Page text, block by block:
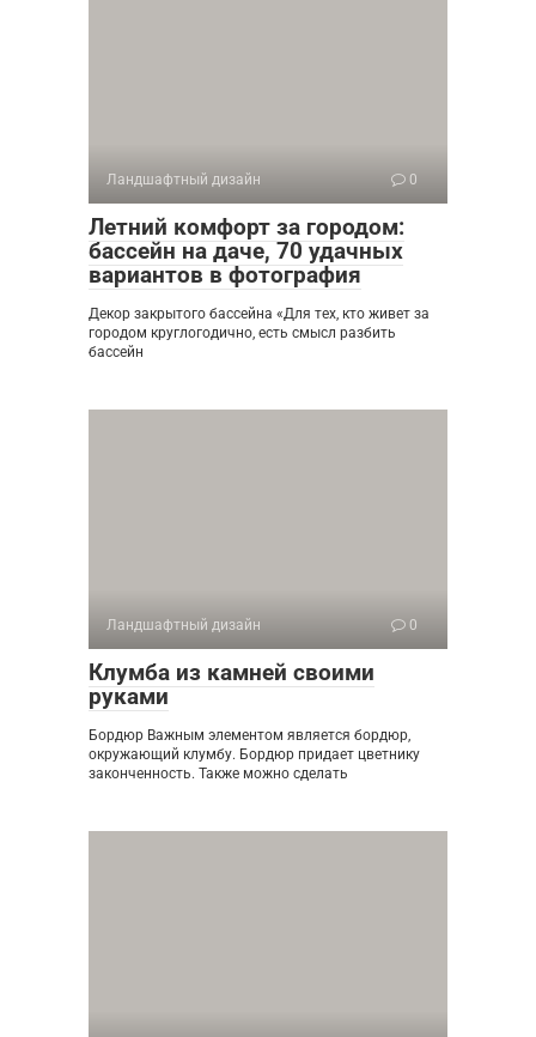
Ландшафтный дизайн 0
Летний комфорт за городом:
бассейн на даче, 70 удачных
вариантов в фотография
Декор закрытого бассейна «Для тех, кто живет за
городом круглогодично, есть смысл разбить
бассейн
Ландшафтный дизайн 0
Клумба из камней своими
руками
Бордюр Важным элементом является бордюр,
окружающий клумбу. Бордюр придает цветнику
законченность. Также можно сделать